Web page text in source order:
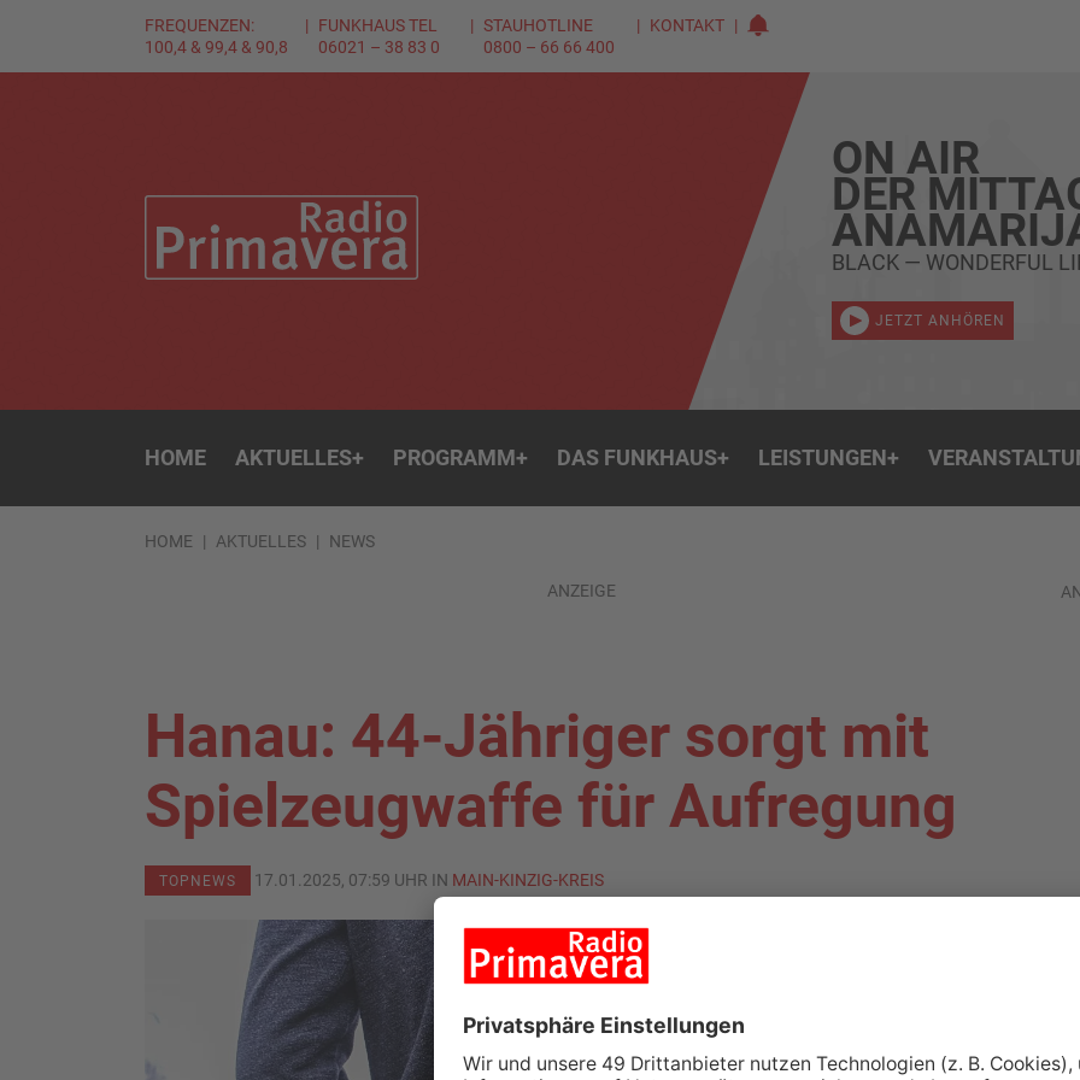
FREQUENZEN:
100,4 & 99,4 & 90,8
FUNKHAUS TEL
06021 – 38 83 0
STAUHOTLINE
0800 – 66 66 400
KONTAKT
ON AIR
DER
BLACK — WONDERFUL
JETZT ANHÖREN
HOME AKTUELLES+ PROGRAMM+ DAS FUNKHAUS+ LEISTUNGEN+
HOME AKTUELLES NEWS
ANZEIGE
Hanau: 44-Jähriger sorgt mit
Spielzeugwaffe für Aufregung
TOPNEWS 17.01.2025, 07:59 UHR IN MAIN-KINZIG-KREIS